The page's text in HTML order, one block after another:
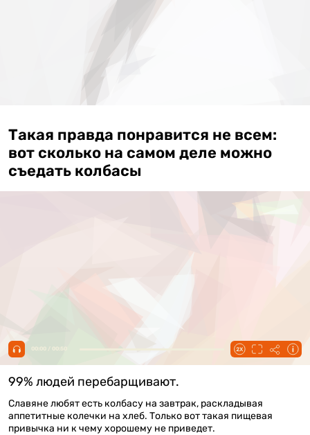
Такая правда понравится не всем:
вот сколько на самом деле можно
съедать колбасы
00:00 / 00:50
99% людей перебарщивают.
Славяне любят есть колбасу на завтрак, раскладывая
аппетитные колечки на хлеб. Только вот такая пищевая
привычка ни к чему хорошему не приведет.